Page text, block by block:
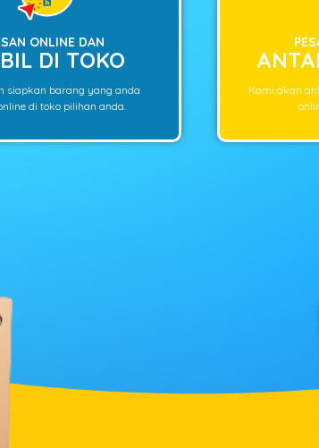
ONLINE DAN
DI TOKO
siapkan barang yang anda
di toko pilihan anda.
Kami akan